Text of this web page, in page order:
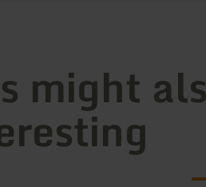
might